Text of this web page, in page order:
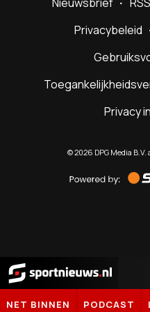
Privacybeleid
Privacy
©2026 DPG Media
Sportnieuws.nl
NET BINNEN PODCAST